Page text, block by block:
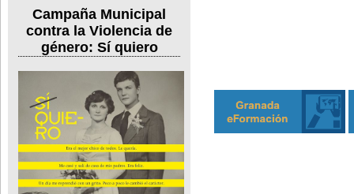
Campaña Municipal
contra la Violencia de
género: Sí quiero